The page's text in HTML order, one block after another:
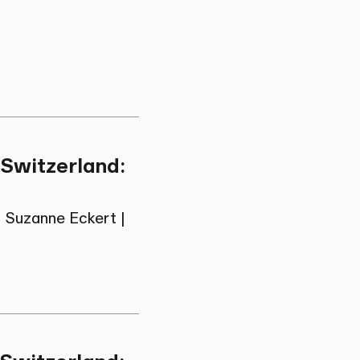
Suzanne Eckert |